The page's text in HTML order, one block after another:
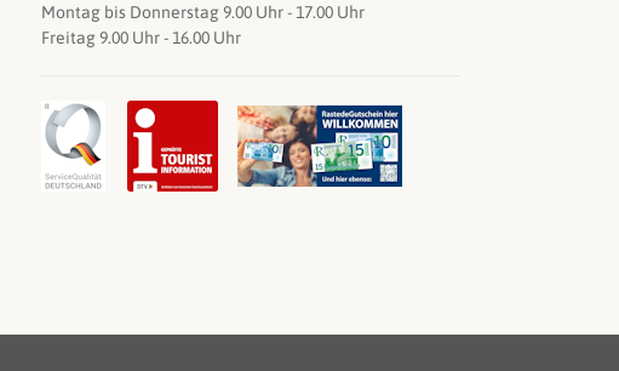
Montag bis Donnerstag 9.00 Uhr - 17.00 Uhr
Freitag 9.00 Uhr - 16.00 Uhr